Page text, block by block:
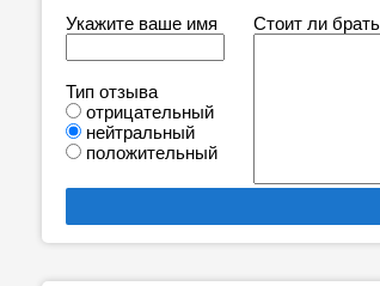
Укажите ваше имя
Тип отзыва
отрицательный
нейтральный
положительный
Стоит ли